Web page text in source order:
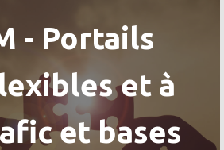
- Portails
et à
et bases